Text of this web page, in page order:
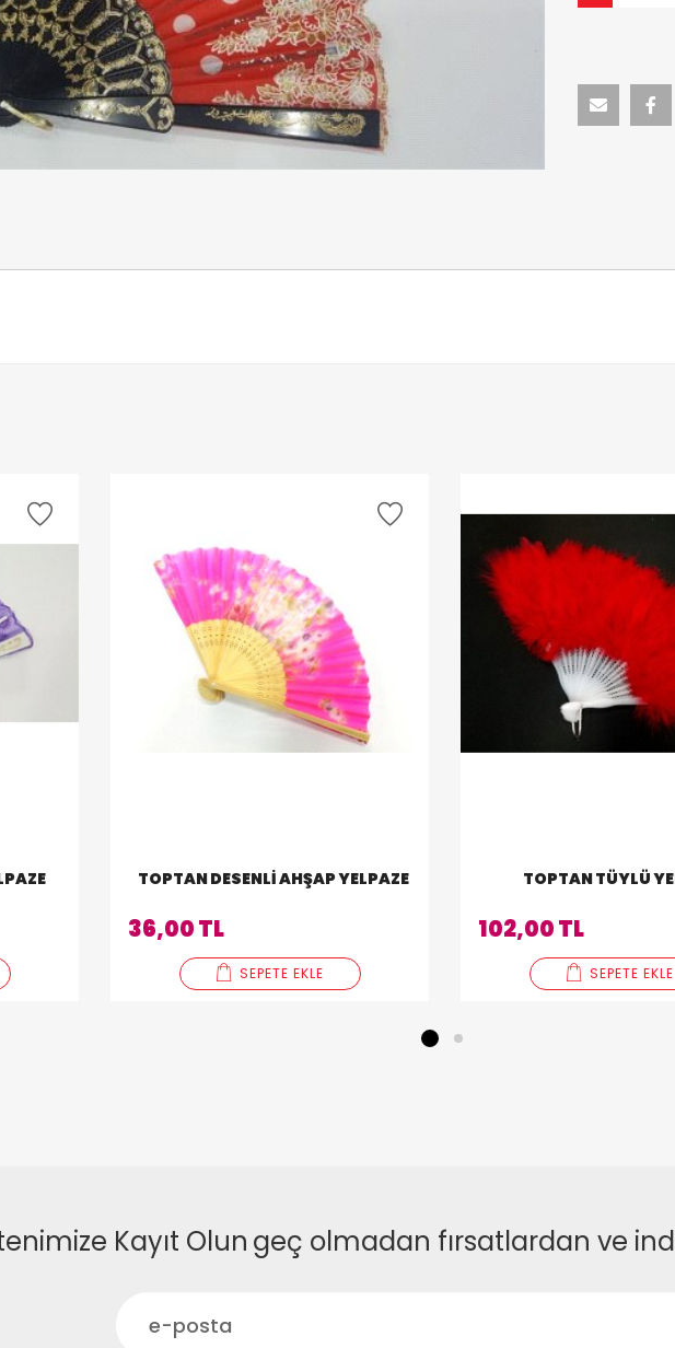
TOPTAN DESENLI AHŞAP YELPAZE
36,00 TL
SEPETE EKLE
TOPTAN TÜYLÜ
102,00 TL
SEPETE EKLE
2
Kayıt Olun geç olmadan fırsatlardan ve